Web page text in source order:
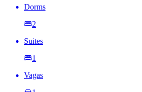
Dorms
2
Suites
1
Vagas